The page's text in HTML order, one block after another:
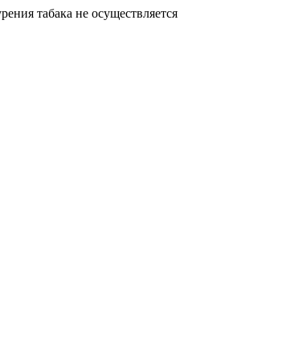
табака не осуществляется